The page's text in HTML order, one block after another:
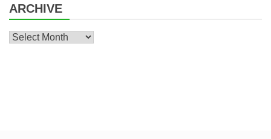
ARCHIVE
Archive